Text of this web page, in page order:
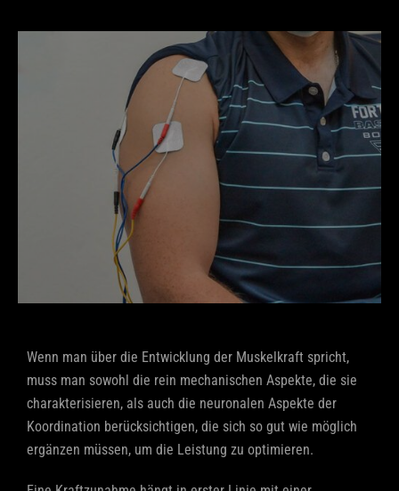
Wenn man über die Entwicklung der Muskelkraft spricht,
muss man sowohl die rein mechanischen Aspekte, die sie
charakterisieren, als auch die neuronalen Aspekte der
Koordination berücksichtigen, die sich so gut wie möglich
ergänzen müssen, um die Leistung zu optimieren.